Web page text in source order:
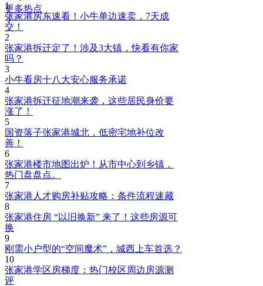
更多热点
1
张家港房东速看！小牛单边速卖，7天成
交！
2
张家港拆迁定了！涉及3大镇，快看有你家
吗？
3
小牛看房十八大安心服务承诺
4
张家港拆迁征地潮来袭，这些居民身价要
涨了！
5
国资落子张家港城北，低密宅地补位改
善！
6
张家港楼市地图出炉！从市中心到乡镇，
热门盘盘点。
7
张家港人才购房补贴攻略：条件流程速藏
8
张家港住房 “以旧换新” 来了！这些房源可
换
9
刚需小户型的“空间魔术”，城西上车首选？
10
张家港学区房梯度：热门校区周边房源测
评